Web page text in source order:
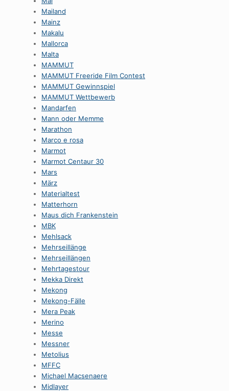
Mailand
Mainz
Makalu
Mallorca
Malta
MAMMUT
MAMMUT Freeride Film Contest
MAMMUT Gewinnspiel
MAMMUT Wettbewerb
Mandarfen
Mann oder Memme
Marathon
Marco e rosa
Marmot
Marmot Centaur 30
Mars
März
Materialtest
Matterhorn
Maus dich Frankenstein
MBK
Mehlsack
Mehrseillänge
Mehrseillängen
Mehrtagestour
Mekka Direkt
Mekong
Mekong-Fälle
Mera Peak
Merino
Messe
Messner
Metolius
MFFC
Michael Macsenaere
Midlayer